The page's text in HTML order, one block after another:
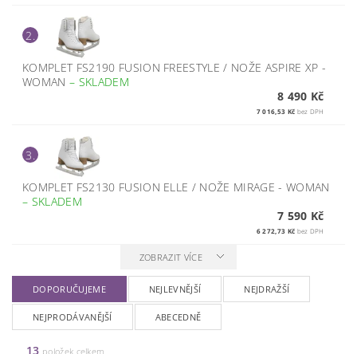
2.
KOMPLET FS2190 FUSION FREESTYLE / NOŽE ASPIRE XP -
WOMAN– SKLADEM
8 490 Kč
7 016,53 Kč bez DPH
3.
KOMPLET FS2130 FUSION ELLE / NOŽE MIRAGE - WOMAN
– SKLADEM
7 590 Kč
6 272,73 Kč bez DPH
ZOBRAZIT VÍCE
DOPORUČUJEME NEJLEVNĚJŠÍ NEJDRAŽŠÍ
NEJPRODÁVANĚJŠÍ ABECEDNĚ
13 položek celkem